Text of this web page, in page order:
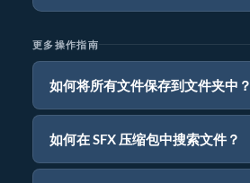
更多操作指南
如何将所有文件保存到文件夹中？
如何在 SFX 压缩包中搜索文件？